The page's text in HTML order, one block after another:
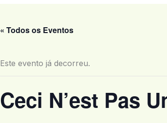
« Todos os Eventos
Este evento já decorreu.
Ceci N’est Pas